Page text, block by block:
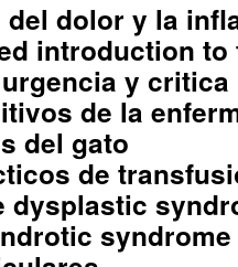
dolor y la
introduction
y
de la
del gato
de
dysplastic
syndrome